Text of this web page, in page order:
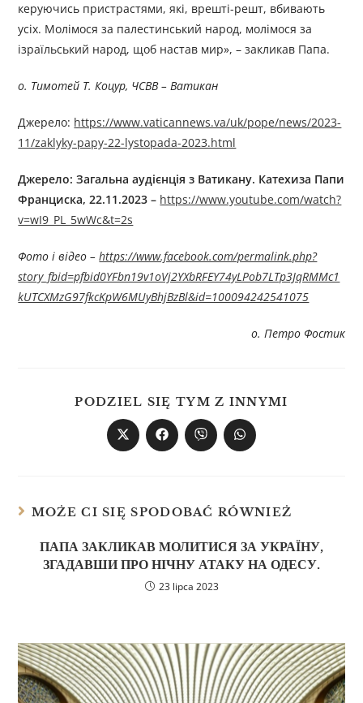
керуючись пристрастями, які, врешті-решт, вбивають
усіх. Молімося за палестинський народ, молімося за
ізраїльський народ, щоб настав мир», – закликав Папа.
о. Тимотей Т. Коцур, ЧСВВ – Ватикан
Джерелo: https://www.vaticannews.va/uk/pope/news/2023-
11/zaklyky-papy-22-lystopada-2023.html
Джерелo: Загальна аудієнція з Ватикану. Катехиза Папи
Франциска, 22.11.2023 – https://www.youtube.com/watch?
v=wI9_PL_5wWc&t=2s
Фото і відео – https://www.facebook.com/permalink.php?
story_fbid=pfbid0YFbn19v1oVj2YXbRFEY74yLPob7LTp3JqRMMc1
kUTCXMzG97fkcKpW6MUyBhjBzBl&id=100094242541075
о. Петро Фостик
PODZIEL SIĘ TYM Z INNYMI
MOŻE CI SIĘ SPODOBAĆ RÓWNIEŻ
ПАПА ЗАКЛИКАВ МОЛИТИСЯ ЗА УКРАЇНУ,
ЗГАДАВШИ ПРО НІЧНУ АТАКУ НА ОДЕСУ.
23 lipca 2023